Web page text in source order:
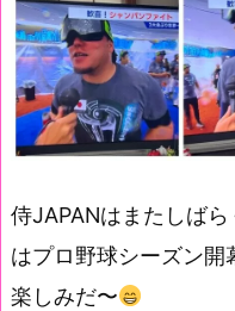
侍JAPANはまたしば
はプロ野球シーズン開
楽しみだ〜